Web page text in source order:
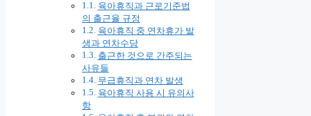
육아휴직과 근로기준법
의 출근율 규정
육아휴직 중 연차휴가 발
생과 연차수당
출근한 것으로 간주되는
사유들
무급휴직과 연차 발생
육아휴직 사용 시 유의사
항